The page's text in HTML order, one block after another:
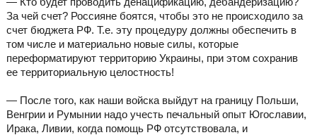
За чей счет? Россияне боятся, чтобы это не происходило за
счет бюджета РФ. Т.е. эту процедуру должны обеспечить в
том числе и материально новые силы, которые
переформатируют территорию Украины, при этом сохранив
ее территориальную целостность!
— После того, как наши войска выйдут на границу Польши,
Венгрии и Румынии надо учесть печальный опыт Югославии,
Ирака, Ливии, когда помощь РФ отсутствовала, и